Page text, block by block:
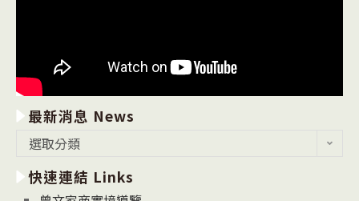
最新消息 News
消
息
選取分類
快速連結 Links